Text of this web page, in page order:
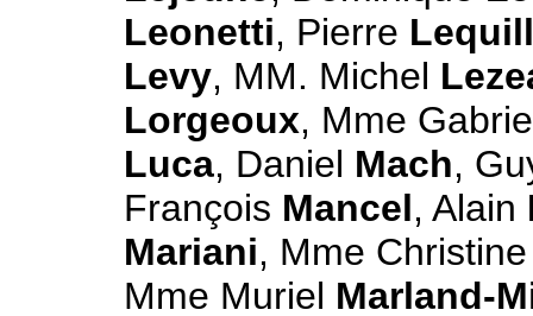
Leonetti, Pierre
Levy, MM. Michel
Lorgeoux, Mme
Luca, Daniel Mach,
François Mancel, Alain
Mariani, Mme
Mme Muriel Marland-